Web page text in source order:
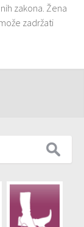
zakona. Žena
zadržati